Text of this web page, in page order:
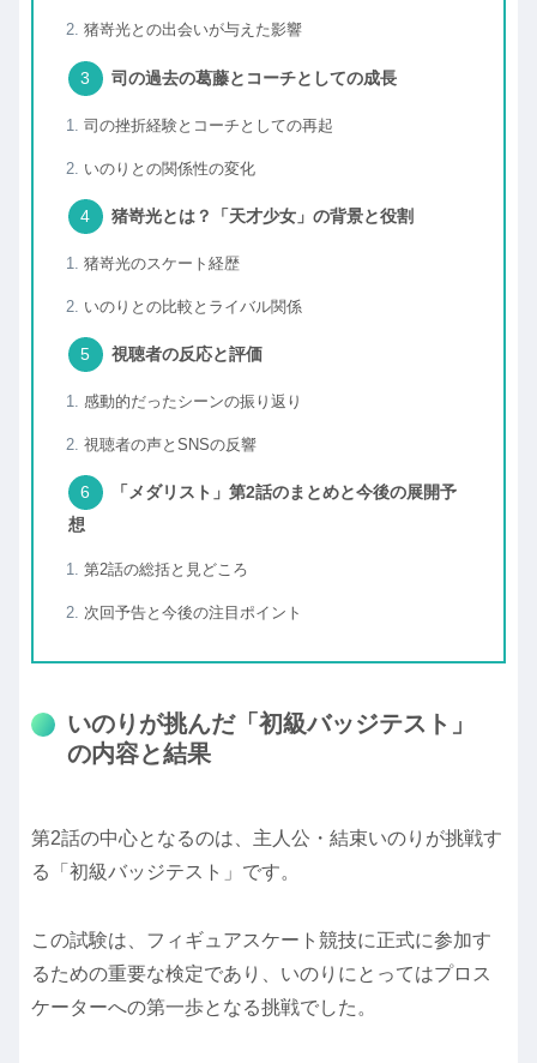
猪嵜光との出会いが与えた影響
司の過去の葛藤とコーチとしての成長
司の挫折経験とコーチとしての再起
いのりとの関係性の変化
猪嵜光とは？「天才少女」の背景と役割
猪嵜光のスケート経歴
いのりとの比較とライバル関係
視聴者の反応と評価
感動的だったシーンの振り返り
視聴者の声とSNSの反響
「メダリスト」第2話のまとめと今後の展開予
想
第2話の総括と見どころ
次回予告と今後の注目ポイント
いのりが挑んだ「初級バッジテスト」
の内容と結果
第2話の中心となるのは、主人公・結束いのりが挑戦す
る「初級バッジテスト」です。
この試験は、フィギュアスケート競技に正式に参加す
るための重要な検定であり、いのりにとってはプロス
ケーターへの第一歩となる挑戦でした。